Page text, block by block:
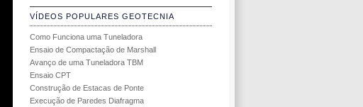
VÍDEOS POPULARES GEOTECNIA
Como Funciona uma Tuneladora
Ensaio de Compactação de Marshall
Avanço de uma Tuneladora TBM
Ensaio CPT
Construção de Estacas de Ponte
Execução de Paredes Diafragma